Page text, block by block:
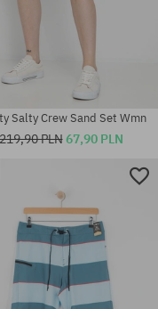
rozmiary:
33
Salty Crew Sand Set Wmn
PLN67,90 PLN